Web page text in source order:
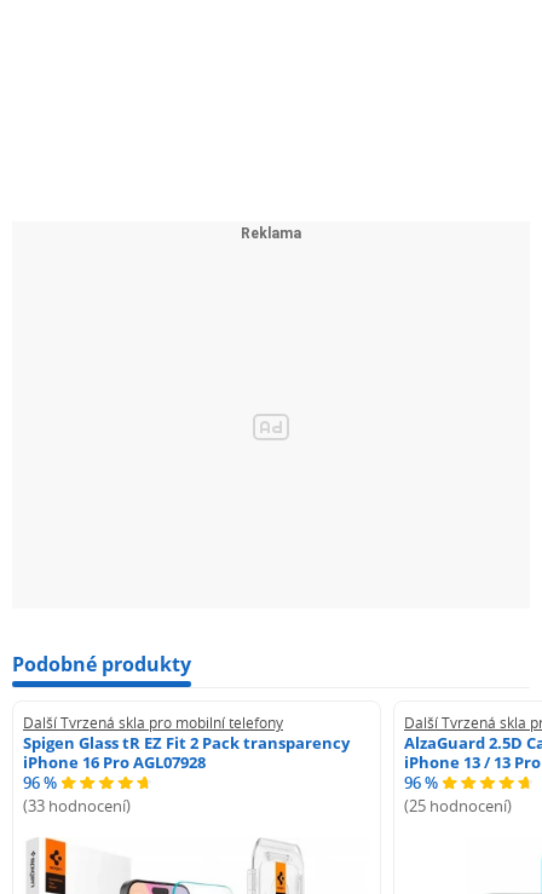
Podobné produkty
Další Tvrzená skla pro mobilní telefony
Spigen Glass tR EZ Fit 2 Pack transparency
iPhone 16 Pro AGL07928
96 %
(33 hodnocení)
Další Tvrzená skla
AlzaGuard 2.5D
iPhone 13 / 13 Pro
96 %
(25 hodnocení)